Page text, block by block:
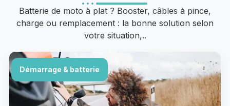
Batterie de moto à plat ? Booster, câbles à pince,
charge ou remplacement : la bonne solution selon
votre situation,..
Démarrage & batterie